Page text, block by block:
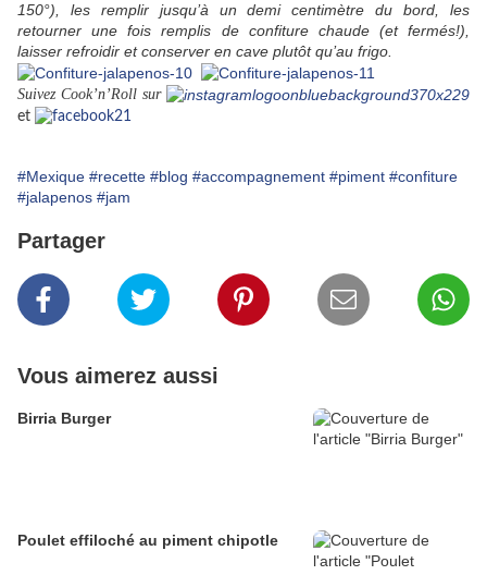
150°), les remplir jusqu’à un demi centimètre du bord, les
retourner une fois remplis de confiture chaude (et fermés!),
laisser refroidir et conserver en cave plutôt qu’au frigo.
Suivez Cook’n’Roll sur
et
#Mexique #recette #blog #accompagnement #piment #confiture
#jalapenos #jam
Partager
Vous aimerez aussi
Birria Burger
Poulet effiloché au piment chipotle